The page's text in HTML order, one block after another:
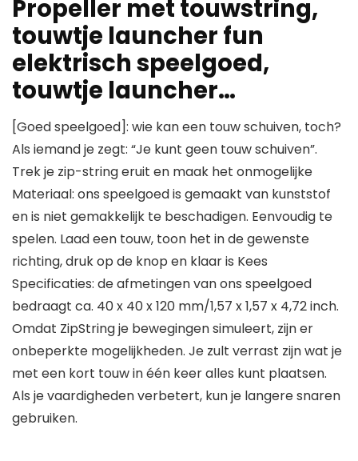
Propeller met touwstring,
touwtje launcher fun
elektrisch speelgoed,
touwtje launcher…
[Goed speelgoed]: wie kan een touw schuiven, toch?
Als iemand je zegt: “Je kunt geen touw schuiven”.
Trek je zip-string eruit en maak het onmogelijke
Materiaal: ons speelgoed is gemaakt van kunststof
en is niet gemakkelijk te beschadigen. Eenvoudig te
spelen. Laad een touw, toon het in de gewenste
richting, druk op de knop en klaar is Kees
Specificaties: de afmetingen van ons speelgoed
bedraagt ca. 40 x 40 x 120 mm/1,57 x 1,57 x 4,72 inch.
Omdat ZipString je bewegingen simuleert, zijn er
onbeperkte mogelijkheden. Je zult verrast zijn wat je
met een kort touw in één keer alles kunt plaatsen.
Als je vaardigheden verbetert, kun je langere snaren
gebruiken.